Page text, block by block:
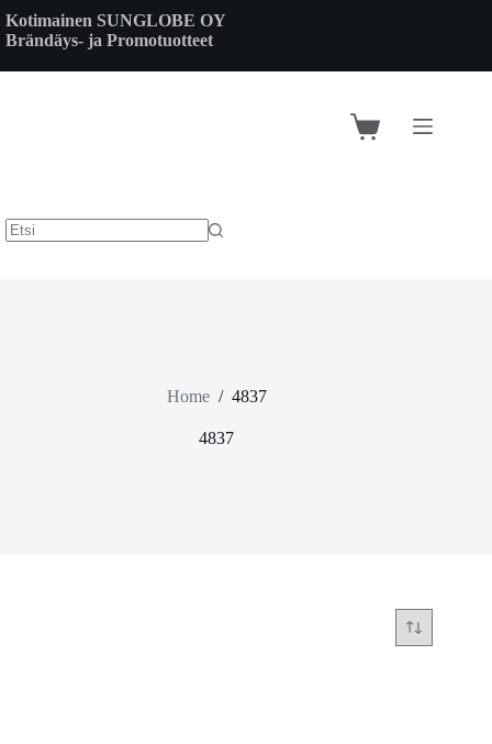
to
content
Kotimainen SUNGLOBE OY
Brändäys- ja Promotuotteet
Shopping
Home / 4837
4837